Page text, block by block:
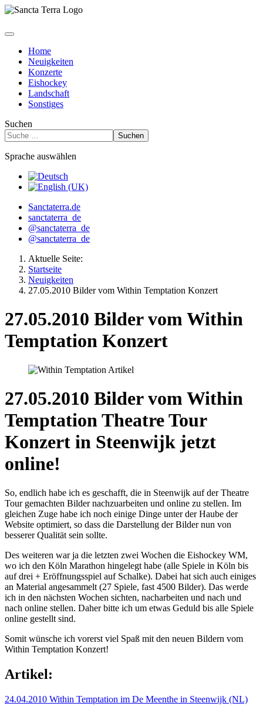
Home
Neuigkeiten
Konzerte
Eishockey
Landschaft
Sonstiges
Suchen
Suchen
Sprache auswählen
Sanctaterra.de
sanctaterra_de
@sanctaterra_de
@sanctaterra_de
Aktuelle Seite:
Startseite
Neuigkeiten
27.05.2010 Bilder vom Within Temptation Konzert
27.05.2010 Bilder vom Within
Temptation Konzert
27.05.2010 Bilder vom Within
Temptation Theatre Tour
Konzert in Steenwijk jetzt
online!
So, endlich habe ich es geschafft, die in Steenwijk auf der Theatre
Tour gemachten Bilder nachzuarbeiten und online zu stellen. Im
gleichen Zuge habe ich noch einige Dinge unter der Haube der
Website optimiert, so dass die Darstellung der Bilder nun von
besserer Qualität sein sollte.
Des weiteren war ja die letzten zwei Wochen die Eishockey WM,
wo ich den Köln Marathon hingelegt habe (alle Spiele in Köln bis
auf drei + Eröffnungsspiel auf Schalke). Dabei hat sich auch einiges
an Material angesammelt (27 Spiele, fast 4500 Bilder). Das werde
ich in den nächsten Wochen sichten, nacharbeiten und nach und
nach online stellen. Daher bitte ich um etwas Geduld bis alle Spiele
online gestellt sind.
Somit wünsche ich vorerst viel Spaß mit den neuen Bildern vom
Within Temptation Konzert!
Artikel:
24.04.2010 Within Temptation im De Meenthe in Steenwijk (NL)